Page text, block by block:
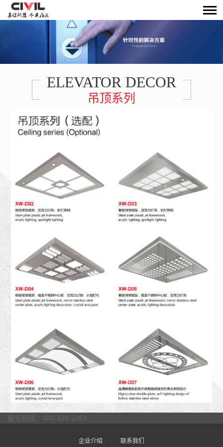
ELEVATOR DECOR
吊顶系列
服务热线：400-826-2968
企业介绍 联系我们